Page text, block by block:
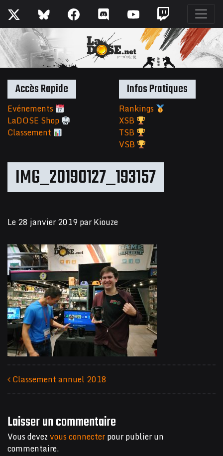
IMG_20190127_193157
Le28 janvier 2019parKiouze
Classement annuel 2018
Laisser un commentaire
Vous devezvous connecterpour publier un
commentaire.
Accès Rapide
Evénements
LaDOSE Shop
Classement
Infos Pratiques
Rankings
XSB
TSB
VSB